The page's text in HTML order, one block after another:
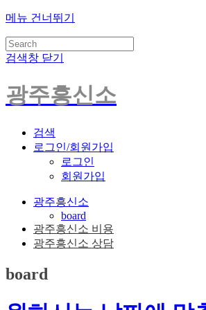
메뉴 건너뛰기
검색창 닫기
광주흥신소
검색
로그인/회원가입
로그인
회원가입
광주흥신소
board
광주흥신소 비용
광주흥신소 상담
board